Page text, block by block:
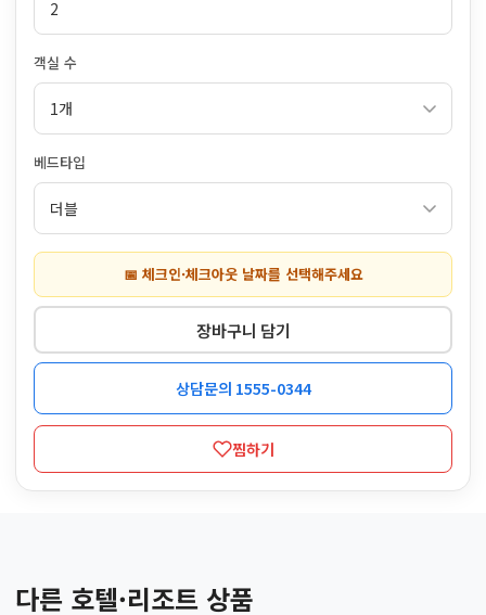
객실 수
베드타입
📅 체크인·체크아웃 날짜를 선택해주세요
장바구니 담기
상담문의 1555-0344
찜하기
다른 호텔·리조트 상품